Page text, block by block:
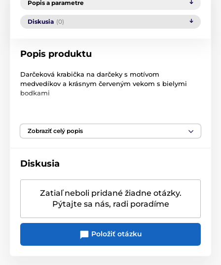
Popis a parametre
Diskusia (0)
Popis produktu
Darčeková krabička na darčeky s motívom
medvedíkov a krásnym červeným vekom s bielymi
bodkami
Materiál: tvrdý papier
štyri steny ešte pohodlnejšie.
Zobraziť celý popis
Diskusia
Zatiaľ neboli pridané žiadne otázky.
Pýtajte sa nás, radi poradíme
Položiť otázku